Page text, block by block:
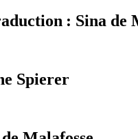
: Sina de
Spierer